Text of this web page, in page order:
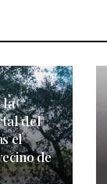
la
del
el
de